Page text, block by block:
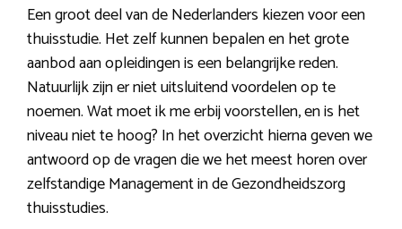
Een groot deel van de Nederlanders kiezen voor een
thuisstudie. Het zelf kunnen bepalen en het grote
aanbod aan opleidingen is een belangrijke reden.
Natuurlijk zijn er niet uitsluitend voordelen op te
noemen. Wat moet ik me erbij voorstellen, en is het
niveau niet te hoog? In het overzicht hierna geven we
antwoord op de vragen die we het meest horen over
zelfstandige Management in de Gezondheidszorg
thuisstudies.